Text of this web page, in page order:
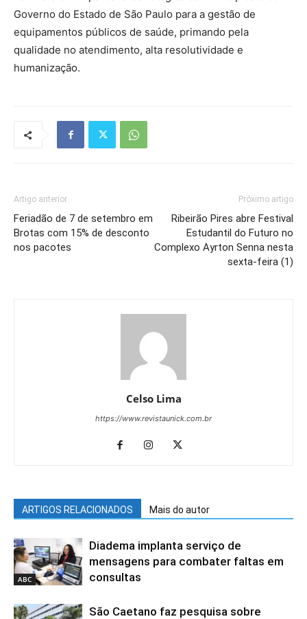
Governo do Estado de São Paulo para a gestão de
equipamentos públicos de saúde, primando pela
qualidade no atendimento, alta resolutividade e
humanização.
Artigo anterior
Feriadão de 7 de setembro em
Brotas com 15% de desconto
nos pacotes
Próximo artigo
Ribeirão Pires abre Festival
Estudantil do Futuro no
Complexo Ayrton Senna nesta
sexta-feira (1)
Celso Lima
https://www.revistaunick.com.br
ARTIGOS RELACIONADOS Mais do autor
ABC
Diadema implanta serviço de
mensagens para combater faltas em
consultas
São Caetano faz pesquisa sobre